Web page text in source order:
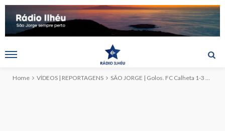
Home VÍDEOS | REPORTAGENS SÃO JORGE | Golos. FC Calheta 1-3 GD Beira (c/vídeo)